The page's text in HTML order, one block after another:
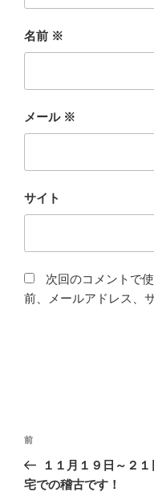
名前 ※
メール ※
サイト
次回のコメントで
前、メールアドレス、
投
ナ
過
去
の
前
１１月１９日～２
宅での稽古です！